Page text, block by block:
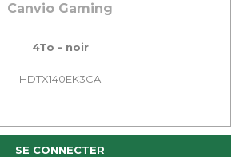
Canvio Gaming
4To - noir
HDTX140EK3CA
SE CONNECTER